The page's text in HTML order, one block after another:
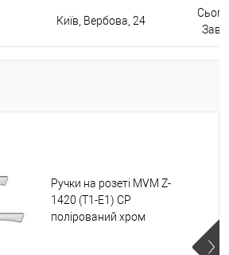
Київ, Вербова, 24
Ручки на розеті MVM Z-
1420 (T1-E1) CP
полірований хром